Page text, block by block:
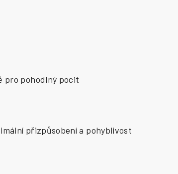
pro pohodlný pocit
přizpůsobení a pohyblivost